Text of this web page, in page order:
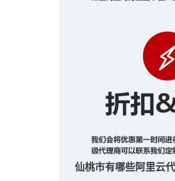
仙桃市有哪些阿里云